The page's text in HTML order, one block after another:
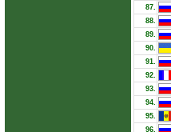
87.
88.
89.
90.
91.
92.
93.
94.
95.
96.